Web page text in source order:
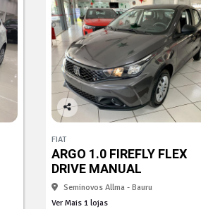
Co
arti
lhe
FIAT
ARGO 1.0 FIREFLY FLEX
DRIVE MANUAL
Seminovos Allma - Bauru
Ver Mais 1 lojas